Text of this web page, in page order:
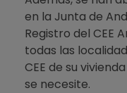
en la Junta de
Registro del CEE
todas las
CEE de su
se necesite.